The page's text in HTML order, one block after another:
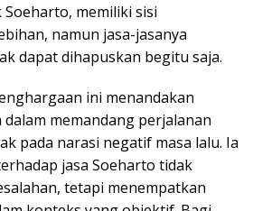
memiliki sisi
namun jasa-jasanya
dapat dihapuskan begitu saja.
ini menandakan
memandang perjalanan
pada narasi negatif masa lalu. Ia
jasa Soeharto tidak
tetapi menempatkan